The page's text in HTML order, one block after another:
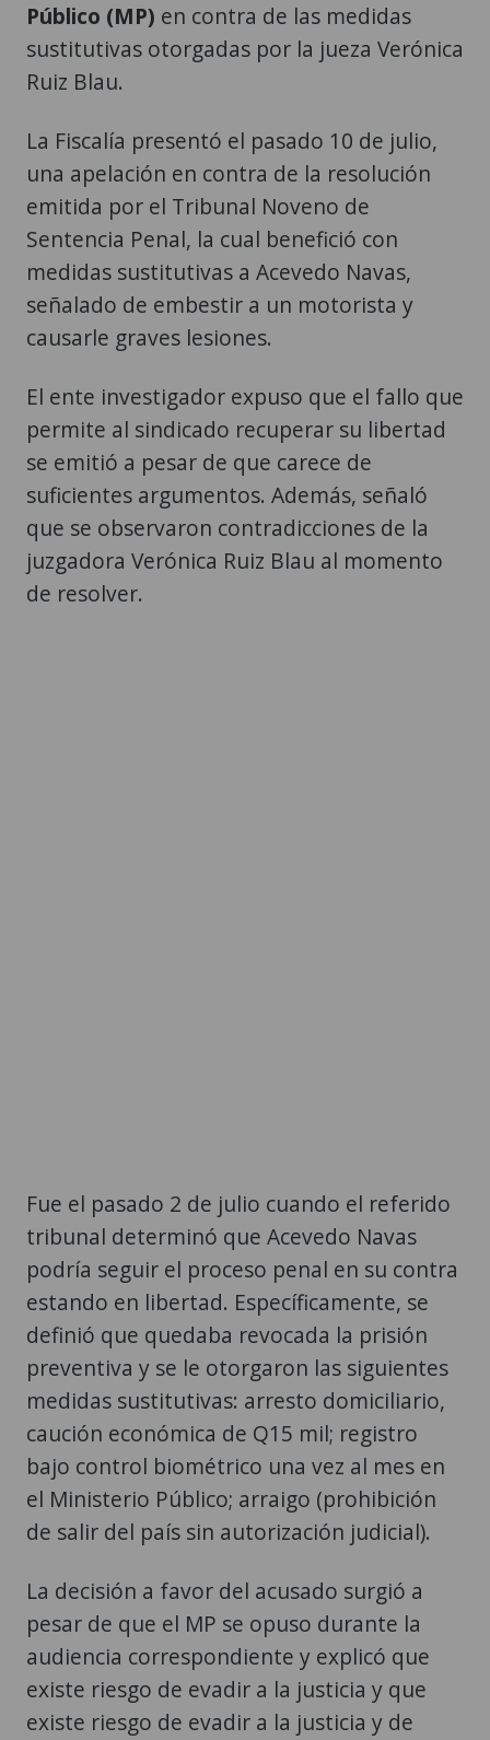
Público (MP) en contra de las medidas
sustitutivas otorgadas por la jueza Verónica
Ruiz Blau.
La Fiscalía presentó el pasado 10 de julio,
una apelación en contra de la resolución
emitida por el Tribunal Noveno de
Sentencia Penal, la cual benefició con
medidas sustitutivas a Acevedo Navas,
señalado de embestir a un motorista y
causarle graves lesiones.
El ente investigador expuso que el fallo que
permite al sindicado recuperar su libertad
se emitió a pesar de que carece de
suficientes argumentos. Además, señaló
que se observaron contradicciones de la
juzgadora Verónica Ruiz Blau al momento
de resolver.
Fue el pasado 2 de julio cuando el referido
tribunal determinó que Acevedo Navas
podría seguir el proceso penal en su contra
estando en libertad. Específicamente, se
definió que quedaba revocada la prisión
preventiva y se le otorgaron las siguientes
medidas sustitutivas: arresto domiciliario,
caución económica de Q15 mil; registro
bajo control biométrico una vez al mes en
el Ministerio Público; arraigo (prohibición
de salir del país sin autorización judicial).
La decisión a favor del acusado surgió a
pesar de que el MP se opuso durante la
audiencia correspondiente y explicó que
existe riesgo de evadir a la justicia y que
existe riesgo de evadir a la justicia y de